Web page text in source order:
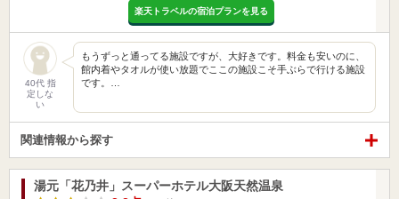
楽天トラベルの宿泊プランを見る
40代 指
定しな
い
もうずっと通ってる施設ですが、大好きです。料金も安いのに、
館内着やタオルが使い放題でここの施設こそ手ぶらで行ける施設
です。…
関連情報から探す
湯元「花乃井」スーパーホテル大阪天然温泉